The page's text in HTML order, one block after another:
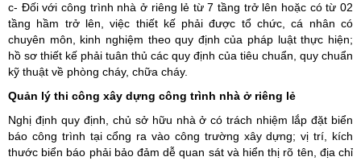
c- Đối với công trình nhà ở riêng lẻ từ 7 tầng trở lên hoặc có từ 02
tầng hầm trở lên, việc thiết kế phải được tổ chức, cá nhân có
chuyên môn, kinh nghiệm theo quy định của pháp luật thực hiện;
hồ sơ thiết kế phải tuân thủ các quy định của tiêu chuẩn, quy chuẩn
kỹ thuật về phòng cháy, chữa cháy.
Quản lý thi công xây dựng công trình nhà ở riêng lẻ
Nghị định quy định, chủ sở hữu nhà ở có trách nhiệm lắp đặt biển
báo công trình tại cổng ra vào công trường xây dựng; vị trí, kích
thước biển báo phải bảo đảm dễ quan sát và hiển thị rõ tên, địa chỉ